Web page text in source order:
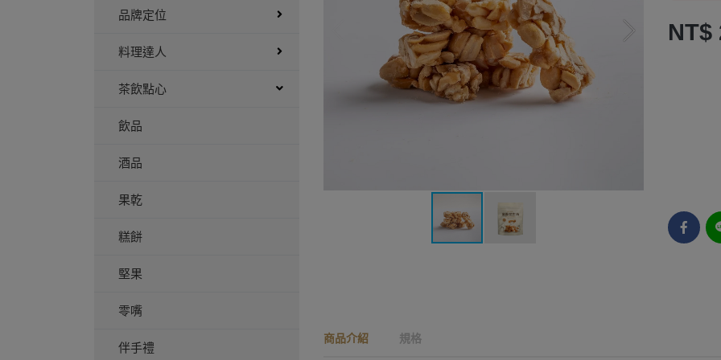
品牌定位
料理達人
茶飲點心
飲品
酒品
果乾
糕餅
堅果
零嘴
伴手禮
NT$
商品介紹 規格